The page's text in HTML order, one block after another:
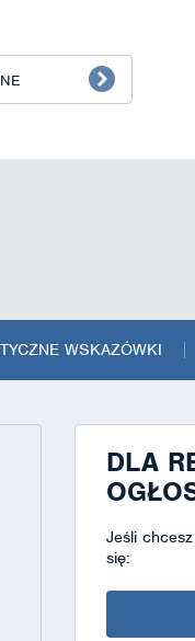
WSKAZÓWKI
DLA
Jeśli
się: